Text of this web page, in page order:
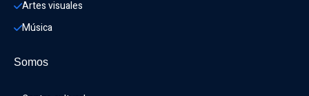
Artes visuales
Música
Somos